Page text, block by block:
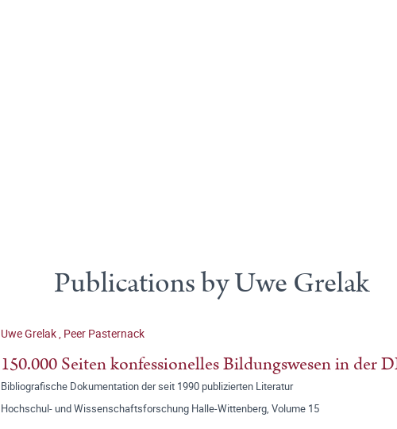
Publications by Uwe Grelak
Uwe Grelak, Peer Pasternack
150.000 Seiten konfessionelles Bildungswesen in der
Bibliografische Dokumentation der seit 1990 publizierten Literatur
Hochschul- und Wissenschaftsforschung Halle-Wittenberg, Volume 15